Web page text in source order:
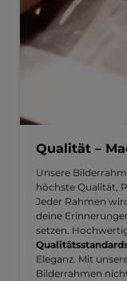
Qualität –
Unsere
höchste Qualität,
Jeder Rahmen
deine
setzen.
Eleganz. Mit
Bilderrahmen